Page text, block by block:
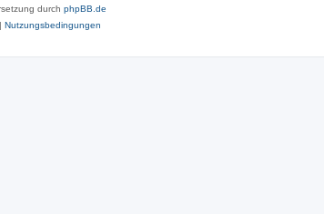
durch phpBB.de
Nutzungsbedingungen